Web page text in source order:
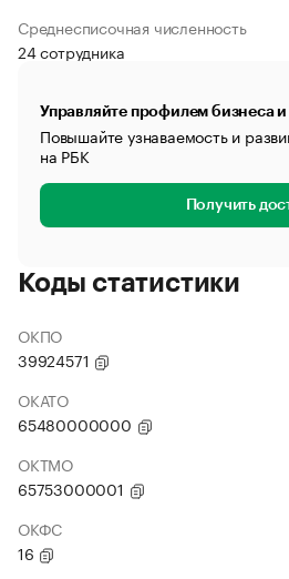
Среднесписочная численность
24 сотрудника
Управляйте профилем бизнеса
Повышайте узнаваемость и
на РБК
Получить
Коды статистики
ОКПО
39924571
ОКАТО
65480000000
ОКТМО
65753000001
ОКФС
16